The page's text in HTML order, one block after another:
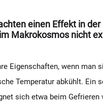
einen Effekt in der
Makrokosmos nicht
Eigenschaften, wenn man
Temperatur abkühlt. Ein
sich etwa beim Gefrieren